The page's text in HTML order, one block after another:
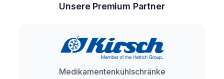
Unsere Premium Partner
Medikamentenkühlschränke